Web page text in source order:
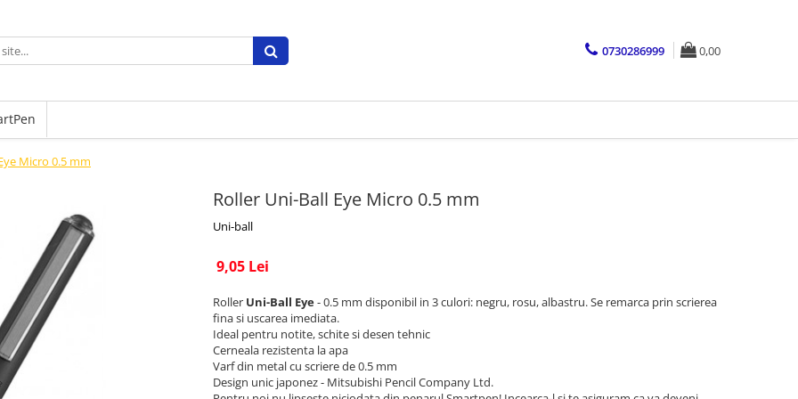
0730286999 0,00
Micro 0.5 mm
Roller Uni-Ball Eye Micro 0.5 mm
Uni-ball
9,05 Lei
Roller Uni-Ball Eye- 0.5 mm disponibil in 3 culori: negru, rosu, albastru. Se remarca prin scrierea
fina si uscarea imediata.
Ideal pentru notite, schite si desen tehnic
Cerneala rezistenta la apa
Varf din metal cu scriere de 0.5 mm
Design unic japonez - Mitsubishi Pencil Company Ltd.